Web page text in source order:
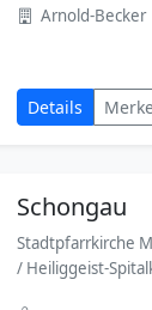
Arnold-Becker
Details
Schongau
Stadtpfarrkirche
/ Heiliggeist-